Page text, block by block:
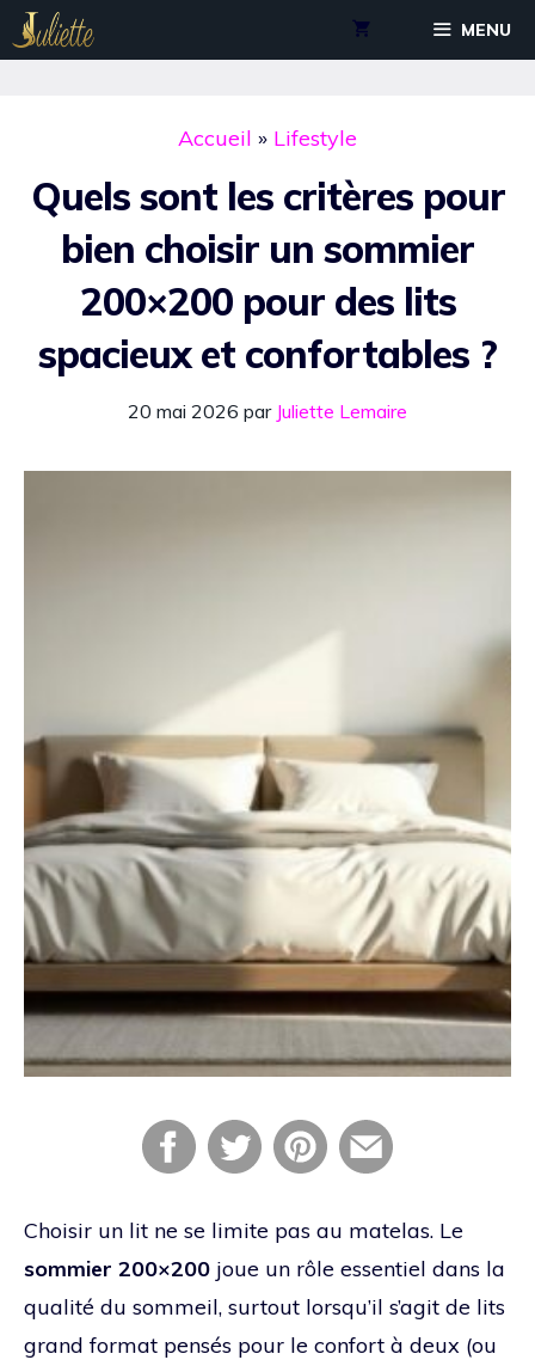
Aller
au
MENU
Accueil » Lifestyle
Quels sont les critères pour
bien choisir un sommier
200×200 pour des lits
spacieux et confortables ?
20 mai 2026 par Juliette Lemaire
Choisir un lit ne se limite pas au matelas. Le
sommier 200×200 joue un rôle essentiel dans la
qualité du sommeil, surtout lorsqu’il s’agit de lits
grand format pensés pour le confort à deux (ou